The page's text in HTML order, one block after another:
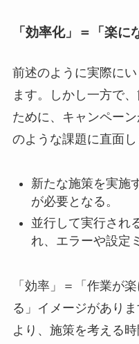
「効率化」＝「楽に
前述のように実際に
ます。しかし一方で
ために、キャンペー
のような課題に直面し
新たな施策を実施
が必要となる。
並行して実行され
れ、エラーや設定
「効率」＝「作業が
る」イメージがあり
より、施策を考える